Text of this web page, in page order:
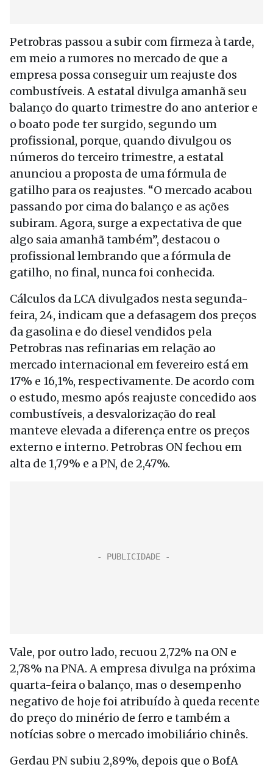
Petrobras passou a subir com firmeza à tarde,
em meio a rumores no mercado de que a
empresa possa conseguir um reajuste dos
combustíveis. A estatal divulga amanhã seu
balanço do quarto trimestre do ano anterior e
o boato pode ter surgido, segundo um
profissional, porque, quando divulgou os
números do terceiro trimestre, a estatal
anunciou a proposta de uma fórmula de
gatilho para os reajustes. “O mercado acabou
passando por cima do balanço e as ações
subiram. Agora, surge a expectativa de que
algo saia amanhã também”, destacou o
profissional lembrando que a fórmula de
gatilho, no final, nunca foi conhecida.
Cálculos da LCA divulgados nesta segunda-
feira, 24, indicam que a defasagem dos preços
da gasolina e do diesel vendidos pela
Petrobras nas refinarias em relação ao
mercado internacional em fevereiro está em
17% e 16,1%, respectivamente. De acordo com
o estudo, mesmo após reajuste concedido aos
combustíveis, a desvalorização do real
manteve elevada a diferença entre os preços
externo e interno. Petrobras ON fechou em
alta de 1,79% e a PN, de 2,47%.
Vale, por outro lado, recuou 2,72% na ON e
2,78% na PNA. A empresa divulga na próxima
quarta-feira o balanço, mas o desempenho
negativo de hoje foi atribuído à queda recente
do preço do minério de ferro e também a
notícias sobre o mercado imobiliário chinês.
Gerdau PN subiu 2,89%, depois que o BofA